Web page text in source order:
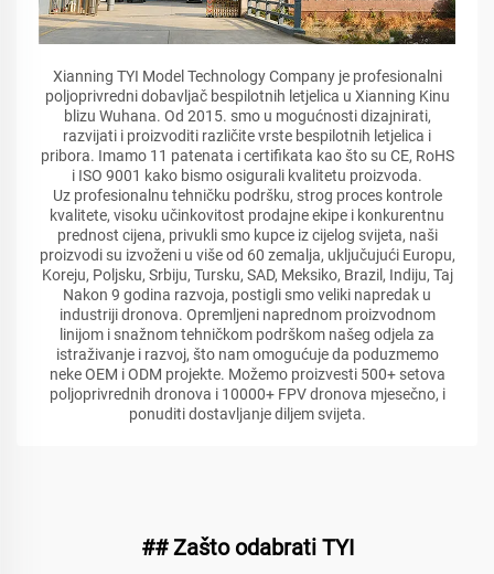
Xianning TYI Model Technology Company je profesionalni
poljoprivredni dobavljač bespilotnih letjelica u Xianning Kinu
blizu Wuhana. Od 2015. smo u mogućnosti dizajnirati,
razvijati i proizvoditi različite vrste bespilotnih letjelica i
pribora. Imamo 11 patenata i certifikata kao što su CE, RoHS
i ISO 9001 kako bismo osigurali kvalitetu proizvoda.
Uz profesionalnu tehničku podršku, strog proces kontrole
kvalitete, visoku učinkovitost prodajne ekipe i konkurentnu
prednost cijena, privukli smo kupce iz cijelog svijeta, naši
proizvodi su izvoženi u više od 60 zemalja, uključujući Europu,
Koreju, Poljsku, Srbiju, Tursku, SAD, Meksiko, Brazil, Indiju, Taj
Nakon 9 godina razvoja, postigli smo veliki napredak u
industriji dronova. Opremljeni naprednom proizvodnom
linijom i snažnom tehničkom podrškom našeg odjela za
istraživanje i razvoj, što nam omogućuje da poduzmemo
neke OEM i ODM projekte. Možemo proizvesti 500+ setova
poljoprivrednih dronova i 10000+ FPV dronova mjesečno, i
ponuditi dostavljanje diljem svijeta.
## Zašto odabrati TYI